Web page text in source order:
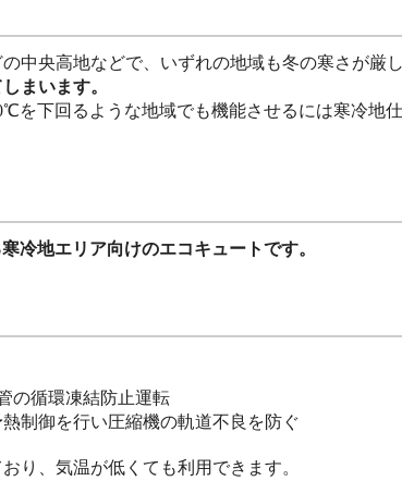
中央高地などで、いずれの地域も冬の寒さが厳し
まいます。
を下回るような地域でも機能させるには寒冷地
冷地エリア向けのエコキュートです。
の循環凍結防止運転
制御を行い圧縮機の軌道不良を防ぐ
り、気温が低くても利用できます。